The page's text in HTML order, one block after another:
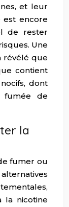
et leur
encore
de rester
Une
révélé que
contient
dont
fumée de
la
fumer ou
la nicotine